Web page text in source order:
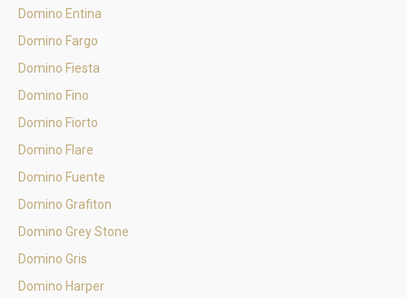
Domino Entina
Domino Fargo
Domino Fiesta
Domino Fino
Domino Fiorto
Domino Flare
Domino Fuente
Domino Grafiton
Domino Grey Stone
Domino Gris
Domino Harper